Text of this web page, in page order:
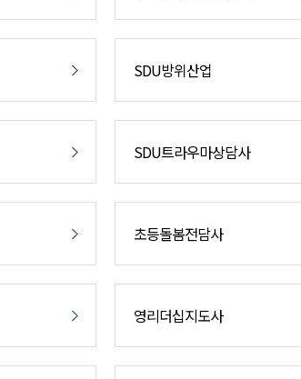
SDU방위산업
SDU트라우마상담사
초등돌봄전담사
영리더십지도사